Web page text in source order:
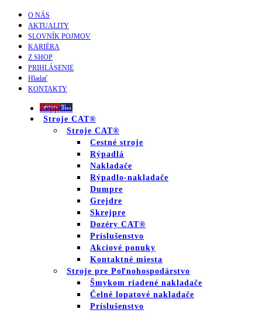
O NÁS
AKTUALITY
SLOVNÍK POJMOV
KARIÉRA
Z SHOP
PRIHLÁSENIE
Hladať
KONTAKTY
Zeppelin
Stroje CAT®
Stroje CAT®
Cestné stroje
Rýpadlá
Nakladače
Rýpadlo-nakladače
Dumpre
Grejdre
Skrejpre
Dozéry CAT®
Príslušenstvo
Akciové ponuky
Kontaktné miesta
Stroje pre Poľnohospodárstvo
Šmykom riadené nakladače
Čelné lopatové nakladače
Príslušenstvo